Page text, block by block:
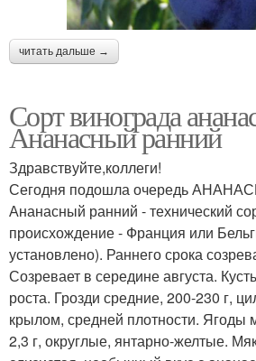
читать дальше →
Сорт винограда
Ананасный ранний
Здравствуйте,коллеги!
Сегодня подошла очередь
Ананасный ранний - технический
происхождение - Франция или
установлено). Раннего срока
Созревает в середине августа.
роста. Грозди средние, 200-230 г,
крылом, средней плотности. Ягоды
2,3 г, округлые, янтарно-желтые.